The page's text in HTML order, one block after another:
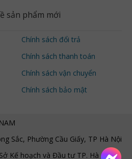
sản phẩm mới
Chính sách đổi trả
Chính sách thanh toán
Chính sách vận chuyển
Chính sách bảo mật
Sắc, Phường Cầu Giấy, TP Hà Nội
Kế hoạch và Đầu tư TP. Hà Nội